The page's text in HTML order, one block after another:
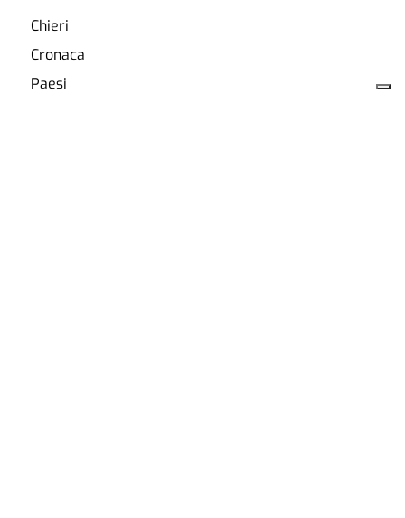
Chieri
Cronaca
Paesi